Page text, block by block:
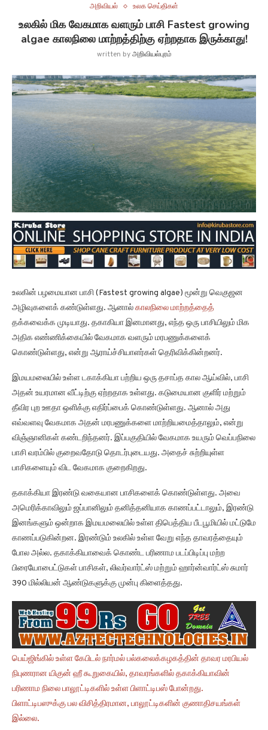
அறிவியல் உலக செய்திகள்
உலகில் மிக வேகமாக வளரும் பாசி Fastest growing
algae காலநிலை மாற்றத்திற்கு ஏற்றதாக இருக்காது!
written byஅறிவியல்புரம்
உலகின் பழமையான பாசி (Fastest growing algae) மூன்று வெகுஜன
அழிவுகளைக் கண்டுள்ளது. ஆனால்காலநிலை மாற்றத்தைத்
தக்கவைக்க முடியாது. தகாகியா இனமானது, எந்த ஒரு பாசியிலும் மிக
அதிக எண்ணிக்கையில் வேகமாக வளரும் மரபணுக்களைக்
கொண்டுள்ளது, என்று ஆராய்ச்சியாளர்கள் தெரிவிக்கின்றனர்.
இமயமலையில் உள்ள டகாக்கியா பற்றிய ஒரு தசாப்த கால ஆய்வில், பாசி
அதன் உயரமான வீட்டிற்கு ஏற்றதாக உள்ளது. கடுமையான குளிர் மற்றும்
தீவிர புற ஊதா ஒளிக்கு எதிர்ப்பைக் கொண்டுள்ளது. ஆனால் அது
எவ்வளவு வேகமாக அதன் மரபணுக்களை மாற்றியமைத்தாலும், என்று
விஞ்ஞானிகள் கண்டறிந்தனர். இப்பகுதியில் வேகமாக உயரும் வெப்பநிலை
பாசி வரம்பில் குறைவதோடு தொடர்புடையது. அதைச் சுற்றியுள்ள
பாசிகளையும் விட வேகமாக குறைகிறது.
தகாக்கியா இரண்டு வகையான பாசிகளைக் கொண்டுள்ளது. அவை
அமெரிக்காவிலும் ஜப்பானிலும் தனித்தனியாக காணப்பட்டாலும், இரண்டு
இனங்களும் ஒன்றாக இமயமலையில் உள்ள திபெத்திய பீடபூமியில் மட்டுமே
காணப்படுகின்றன. இரண்டும் உலகில் உள்ள வேறு எந்த தாவரத்தையும்
போல அல்ல. தகாக்கியாவைக் கொண்ட பரிணாம படப்பிடிப்பு மற்ற
பிரையோபைட்டுகள் பாசிகள், லிவர்வார்ட்ஸ் மற்றும் ஹார்ன்வார்ட்ஸ் சுமார்
390 மில்லியன் ஆண்டுகளுக்கு முன்பு கிளைத்தது.
பெய்ஜிங்கில் உள்ள கேபிடல் நார்மல் பல்கலைக்கழகத்தின் தாவர மரபியல்
நிபுணரான யிகுன் ஹீ கூறுகையில், தாவரங்களில் தகாக்கியாவின்
பரிணாம நிலை பாலூட்டிகளில் உள்ள பிளாட்டிபஸ் போன்றது.
பிளாட்டிபஸுக்கு பல விசித்திரமான, பாலூட்டிகளின் குணாதிசயங்கள்
இல்லை.